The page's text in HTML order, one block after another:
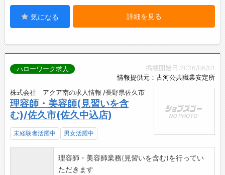
気になる 詳細を見る
掲載開始日:2026/06/01
情報提供元：古河公共職業安定所
ハローワーク求人
株式会社 アクア南の求人情報 /長野県佐久市
理容師・美容師(見習いを含
む)/佐久市(佐久中込店)
未経験者活躍中 男女活躍中
理容師・美容師業務(見習いを含む)を行ってい
ただきます